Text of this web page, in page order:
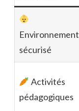
Environnement
sécurisé
Activités
pédagogiques